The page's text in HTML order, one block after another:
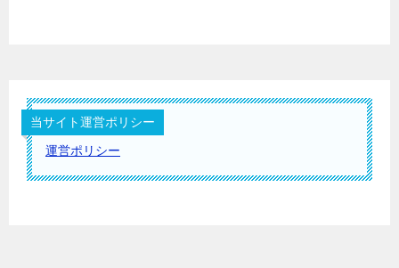
当サイト運営ポリシー
運営ポリシー